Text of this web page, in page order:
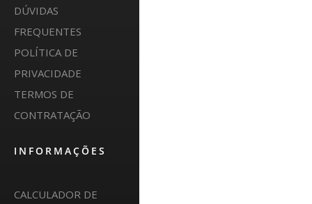
DÚVIDAS
FREQUENTES
POLÍTICA DE
PRIVACIDADE
TERMOS DE
CONTRATAÇÃO
INFORMAÇÕES
CALCULADOR DE